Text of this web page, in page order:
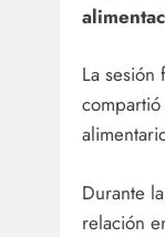
La
Durante
relación